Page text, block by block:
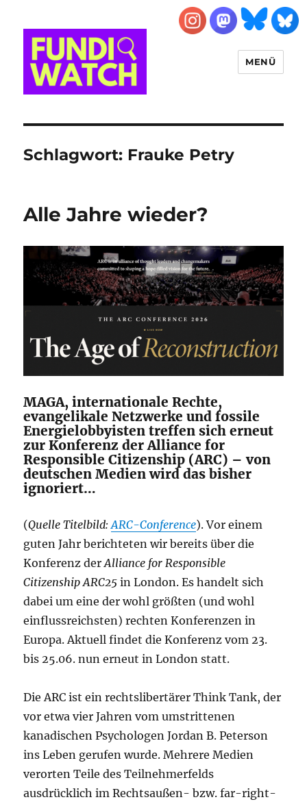
MENÜ
Schlagwort: Frauke Petry
Alle Jahre wieder?
MAGA, internationale Rechte,
evangelikale Netzwerke und fossile
Energielobbyisten treffen sich erneut
zur Konferenz der Alliance for
Responsible Citizenship (ARC) – von
deutschen Medien wird das bisher
ignoriert…
(Quelle Titelbild:ARC-Conference). Vor einem
guten Jahr berichteten wir bereits über die
Konferenz derAlliance for Responsible
CitizenshipARC25 in London. Es handelt sich
dabei um eine der wohl größten (und wohl
einflussreichsten) rechten Konferenzen in
Europa. Aktuell findet die Konferenz vom 23.
bis 25.06. nun erneut in London statt.
Die ARC ist ein rechtslibertärer Think Tank, der
vor etwa vier Jahren vom umstrittenen
kanadischen Psychologen Jordan B. Peterson
ins Leben gerufen wurde. Mehrere Medien
verorten Teile des Teilnehmerfelds
ausdrücklich im Rechtsaußen- bzw. far-right-